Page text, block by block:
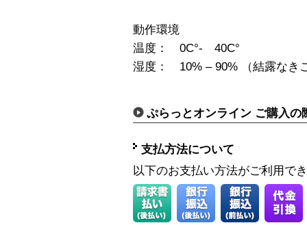
動作環境
温度： 0C°- 40C°
湿度： 10% – 90% （結露なき
ぷらっとオンライン ご購入の
支払方法について
以下のお支払い方法がご利用で